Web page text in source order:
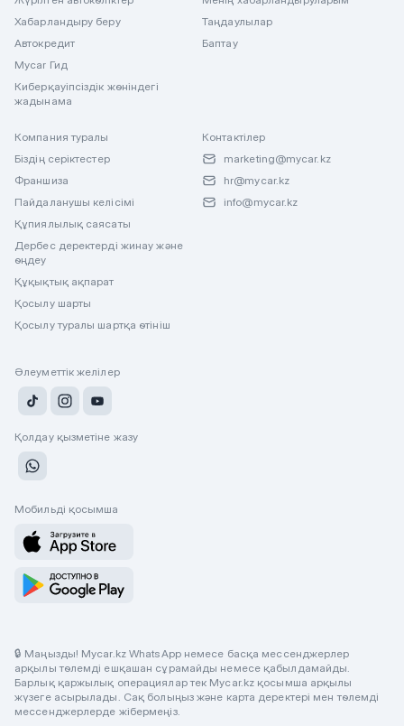
Хабарландыру беру
Автокредит
Mycar Гид
Киберқауіпсіздік жөніндегі
жадынама
Таңдаулылар
Баптау
Компания туралы
Біздің серіктестер
Франшиза
Пайдаланушы келісімі
Құпиялылық саясаты
Дербес деректерді жинау және
өңдеу
Құқықтық ақпарат
Қосылу шарты
Қосылу туралы шартқа өтініш
Контактілер
marketing@mycar.kz
hr@mycar.kz
info@mycar.kz
Әлеуметтік желілер
Қолдау қызметіне жазу
Мобильді қосымша
🔒 Маңызды! Mycar.kz WhatsApp немесе басқа мессенджерлер
арқылы төлемді ешқашан сұрамайды немесе қабылдамайды.
Барлық қаржылық операциялар тек Mycar.kz қосымша арқылы
жүзеге асырылады. Сақ болыңыз және карта деректері мен төлемді
мессенджерлерде жібермеңіз.